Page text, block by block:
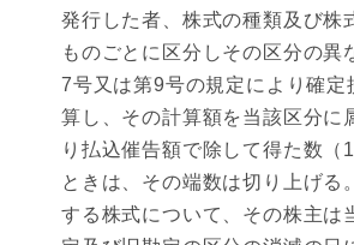
発行した者、株式の種類及び株
ものごとに区分しその区分の異
7号又は第9号の規定により確定
算し、その計算額を当該区分に
り払込催告額で除して得た数（
ときは、その端数は切り上げる
する株式について、その株主は